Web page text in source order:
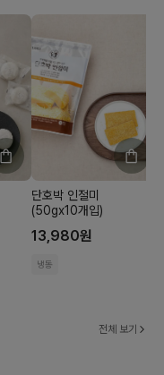
단호박 인절미
(50gx10개입)
13,980원
냉동
전체 보기